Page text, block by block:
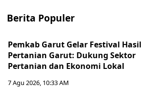
Berita Populer
Pemkab Garut Gelar Festival Hasil
Pertanian Garut: Dukung Sektor
Pertanian dan Ekonomi Lokal
7 Agu 2026, 10:33 AM